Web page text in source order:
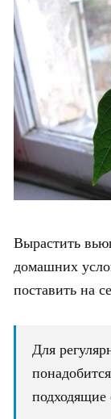
Вырастить
домашних
поставить на
Для